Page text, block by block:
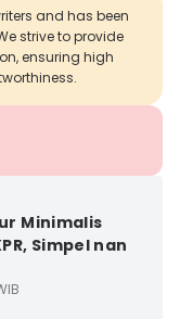
and has been
strive to provide
ensuring high
Minimalis
Simpel nan